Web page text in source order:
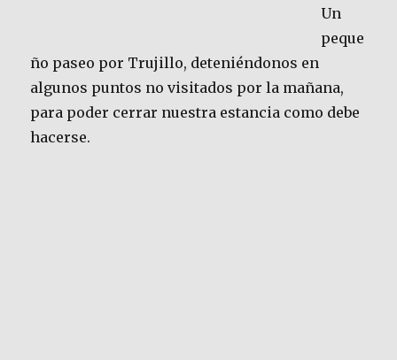
Un
peque
ño paseo por Trujillo, deteniéndonos en
algunos puntos no visitados por la mañana,
para poder cerrar nuestra estancia como debe
hacerse.